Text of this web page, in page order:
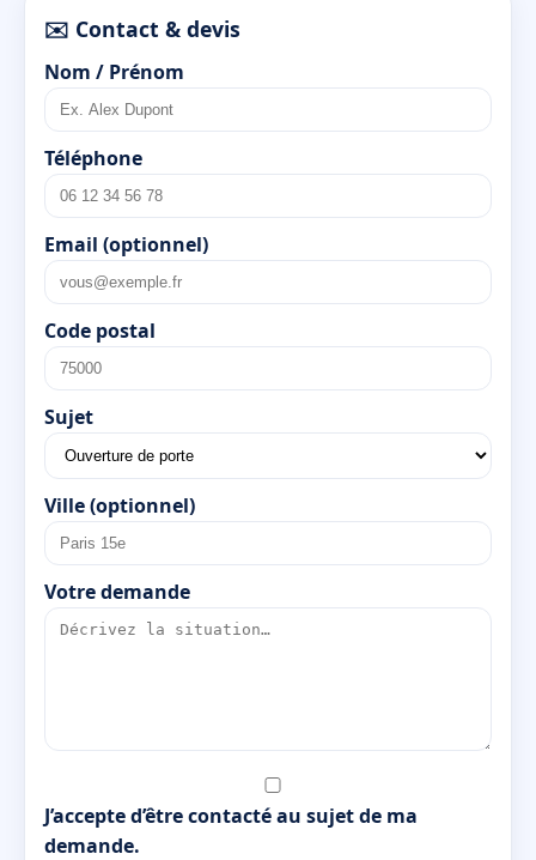
✉️ Contact & devis
Nom / Prénom
Téléphone
Email (optionnel)
Code postal
Sujet
Ville (optionnel)
Votre demande
J’accepte d’être contacté au sujet de ma
demande.